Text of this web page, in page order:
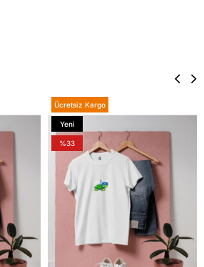
Ücretsiz Kargo
Yeni
Ürün
%33